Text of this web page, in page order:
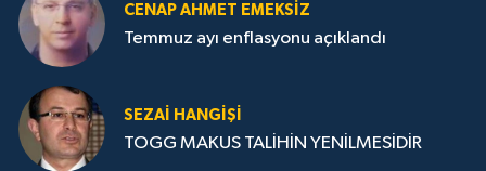
CENAP AHMET EMEKSİZ
Temmuz ayı enflasyonu açıklandı
SEZAI HANGİŞİ
TOGG MAKUS TALİHİN YENİLMESİDİR